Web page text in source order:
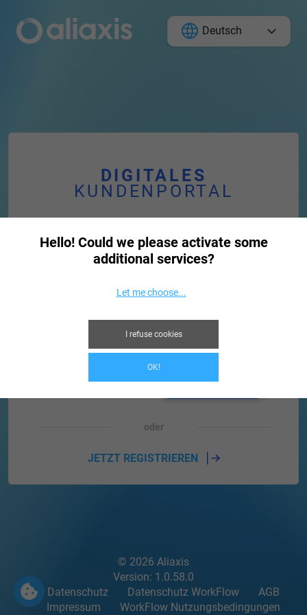
Deutsch
DIGITALES
KUNDENPORTAL
E-Mail
Passwort vergessen? LOGIN
oder
JETZT REGISTRIEREN
© 2026 Aliaxis
Version: 1.0.58.0
Datenschutz
Datenschutz WorkFlow
AGB
Impressum
WorkFlow Nutzungsbedingungen
Hello! Could we please activate some
additional services?
Let me choose...
I refuse cookies
OK!